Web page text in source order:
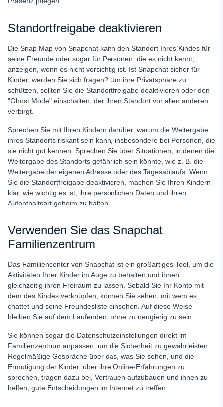
Standortfreigabe deaktivieren
Die Snap Map von Snapchat kann den Standort Ihres Kindes für
seine Freunde oder sogar für Personen, die es nicht kennt,
anzeigen, wenn es nicht vorsichtig ist. Ist Snapchat sicher für
Kinder, werden Sie sich fragen? Um ihre Privatsphäre zu
schützen, sollten Sie die Standortfreigabe deaktivieren oder den
"Ghost Mode" einschalten, der ihren Standort vor allen anderen
verbirgt.
Sprechen Sie mit Ihren Kindern darüber, warum die Weitergabe
ihres Standorts riskant sein kann, insbesondere bei Personen, die
sie nicht gut kennen. Sprechen Sie über Situationen, in denen die
Weitergabe des Standorts gefährlich sein könnte, wie z. B. die
Weitergabe der eigenen Adresse oder des Tagesablaufs. Wenn
Sie die Standortfreigabe deaktivieren, machen Sie Ihren Kindern
klar, wie wichtig es ist, ihre persönlichen Daten und ihren
Aufenthaltsort geheim zu halten.
Verwenden Sie das Snapchat
Familienzentrum
Das Familiencenter von Snapchat ist ein großartiges Tool, um die
Aktivitäten Ihrer Kinder im Auge zu behalten und ihnen
gleichzeitig ihren Freiraum zu lassen. Sobald Sie Ihr Konto mit
dem des Kindes verknüpfen, können Sie sehen, mit wem es
chattet und seine Freundesliste einsehen. Auf diese Weise
bleiben Sie auf dem Laufenden, ohne zu neugierig zu sein.
Sie können sogar die Datenschutzeinstellungen direkt im
Familienzentrum anpassen, um die Sicherheit zu gewährleisten.
Regelmäßige Gespräche über das, was Sie sehen, und die
Ermutigung der Kinder, über ihre Online-Erfahrungen zu
sprechen, tragen dazu bei, Vertrauen aufzubauen und ihnen zu
helfen, gute Entscheidungen im Internet zu treffen.